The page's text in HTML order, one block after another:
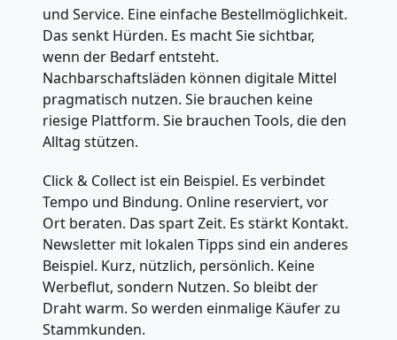
und Service. Eine einfache Bestellmöglichkeit.
Das senkt Hürden. Es macht Sie sichtbar,
wenn der Bedarf entsteht.
Nachbarschaftsläden können digitale Mittel
pragmatisch nutzen. Sie brauchen keine
riesige Plattform. Sie brauchen Tools, die den
Alltag stützen.
Click & Collect ist ein Beispiel. Es verbindet
Tempo und Bindung. Online reserviert, vor
Ort beraten. Das spart Zeit. Es stärkt Kontakt.
Newsletter mit lokalen Tipps sind ein anderes
Beispiel. Kurz, nützlich, persönlich. Keine
Werbeflut, sondern Nutzen. So bleibt der
Draht warm. So werden einmalige Käufer zu
Stammkunden.